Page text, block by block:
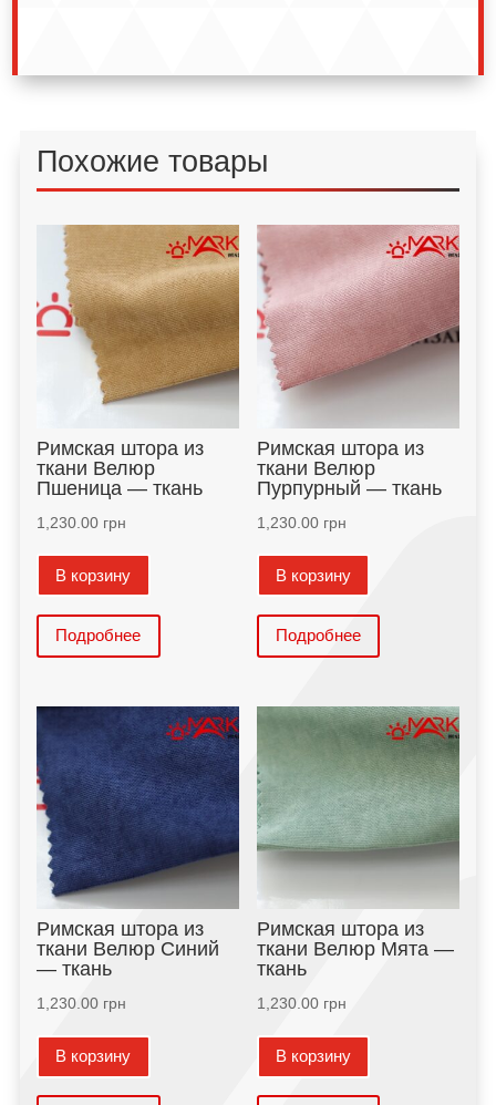
Похожие товары
Римская штора из
ткани Велюр
Пшеница — ткань
1,230.00грн
В корзину
Подробнее
Римская штора из
ткани Велюр
Пурпурный — ткань
1,230.00грн
В корзину
Подробнее
Римская штора из
ткани Велюр Синий
— ткань
1,230.00грн
В корзину
Римская штора из
ткани Велюр Мята —
ткань
1,230.00грн
В корзину